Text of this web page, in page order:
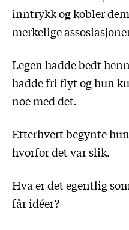
inntrykk og kobler
merkelige
Legen hadde bedt
hadde fri flyt og hun
noe med det.
Etterhvert begynte
hvorfor det var slik.
Hva er det egentlig
får idéer?